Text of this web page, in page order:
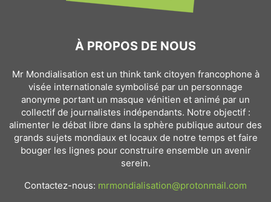
À PROPOS DE NOUS
Mr Mondialisation est un think tank citoyen francophone à
visée internationale symbolisé par un personnage
anonyme portant un masque vénitien et animé par un
collectif de journalistes indépendants. Notre objectif :
alimenter le débat libre dans la sphère publique autour des
grands sujets mondiaux et locaux de notre temps et faire
bouger les lignes pour construire ensemble un avenir
serein.
Contactez-nous: mrmondialisation@protonmail.com